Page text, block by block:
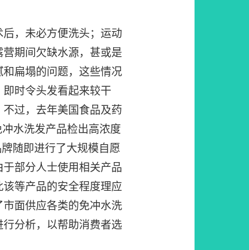
，未必方便洗头；运动
期间欠缺水源，甚或是
扁塌的问题，这些情况
时令头发看起来较干
过，去年美国食品及药
水洗发产品检出高浓度
随即进行了大规模自愿
部分人士使用相关产品
等产品的安全程度理应
面供应各类的免冲水洗
分析，以帮助消费者选